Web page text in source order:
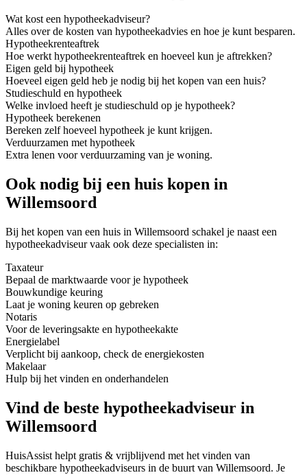
Wat kost een hypotheekadviseur?
Alles over de kosten van hypotheekadvies en hoe je kunt besparen.
Hypotheekrenteaftrek
Hoe werkt hypotheekrenteaftrek en hoeveel kun je aftrekken?
Eigen geld bij hypotheek
Hoeveel eigen geld heb je nodig bij het kopen van een huis?
Studieschuld en hypotheek
Welke invloed heeft je studieschuld op je hypotheek?
Hypotheek berekenen
Bereken zelf hoeveel hypotheek je kunt krijgen.
Verduurzamen met hypotheek
Extra lenen voor verduurzaming van je woning.
Ook nodig bij een huis kopen in
Willemsoord
Bij het kopen van een huis in Willemsoord schakel je naast een
hypotheekadviseur vaak ook deze specialisten in:
Taxateur
Bepaal de marktwaarde voor je hypotheek
Bouwkundige keuring
Laat je woning keuren op gebreken
Notaris
Voor de leveringsakte en hypotheekakte
Energielabel
Verplicht bij aankoop, check de energiekosten
Makelaar
Hulp bij het vinden en onderhandelen
Vind de beste hypotheekadviseur in
Willemsoord
HuisAssist helpt gratis & vrijblijvend met het vinden van
beschikbare hypotheekadviseurs in de buurt van Willemsoord. Je